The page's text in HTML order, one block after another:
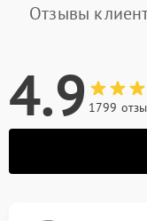
Отзывы
4.9 1799